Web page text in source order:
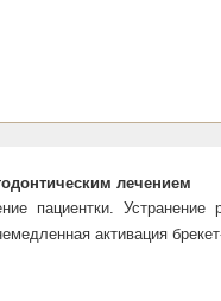
лечением
пациентки. Устранение
активация